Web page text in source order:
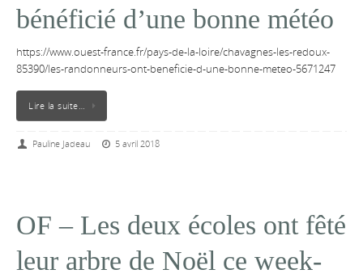
bénéficié d’une bonne météo
https://www.ouest-france.fr/pays-de-la-loire/chavagnes-les-redoux-
85390/les-randonneurs-ont-beneficie-d-une-bonne-meteo-5671247
Lire la suite…
Pauline Jadeau 5 avril 2018
OF – Les deux écoles ont fêté
leur arbre de Noël ce week-